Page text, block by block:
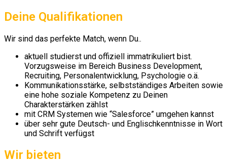
Deine Qualifikationen
Wir sind das perfekte Match, wenn Du..
aktuell studierst und offiziell immatrikuliert bist.
Vorzugsweise im Bereich Business Development,
Recruiting, Personalentwicklung, Psychologie o.ä.
Kommunikationsstärke, selbstständiges Arbeiten sowie
eine hohe soziale Kompetenz zu Deinen
Charakterstärken zählst
mit CRM Systemen wie “Salesforce” umgehen kannst
über sehr gute Deutsch- und Englischkenntnisse in Wort
und Schrift verfügst
Wir bieten